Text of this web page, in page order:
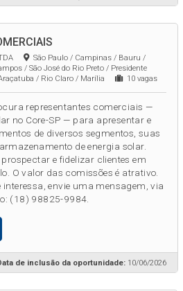
São Paulo / Campinas / Bauru /
/ São José do Rio Preto / Presidente
/ Rio Claro / Marília
10 vagas
representantes comerciais —
no Core-SP — para apresentar e
de diversos segmentos, suas
de energia solar.
e fidelizar clientes em
O valor das comissões é atrativo.
envie uma mensagem, via
(18) 98825-9984.
de inclusão da oportunidade:10/06/2026